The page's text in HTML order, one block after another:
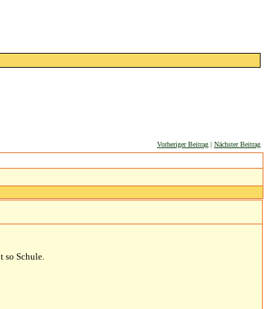
Vorheriger Beitrag | Nächster Beitrag
so Schule.